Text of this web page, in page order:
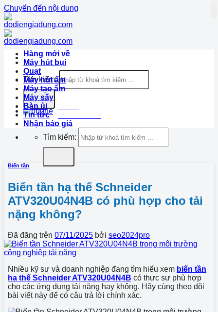
Chuyển đến nội dung
Tìm kiếm:
Tìm kiếm:
Hàng mới về
Máy hút bụi
Quạt
Máy hút ẩm
Máy tạo ẩm
Máy sấy
Bàn ủi
Tin tức
Nhận báo giá
Biến tần
Biến tần hạ thế Schneider
ATV320U04N4B có phù hợp cho tải
nặng không?
Đã đăng trên 07/11/2025 bởi seo2024pro
Nhiều kỹ sư và doanh nghiệp đang tìm hiểu xem biến tần
hạ thế Schneider ATV320U04N4B có thực sự phù hợp
cho các ứng dụng tải nặng hay không. Hãy cùng theo dõi
bài viết này để có câu trả lời chính xác.